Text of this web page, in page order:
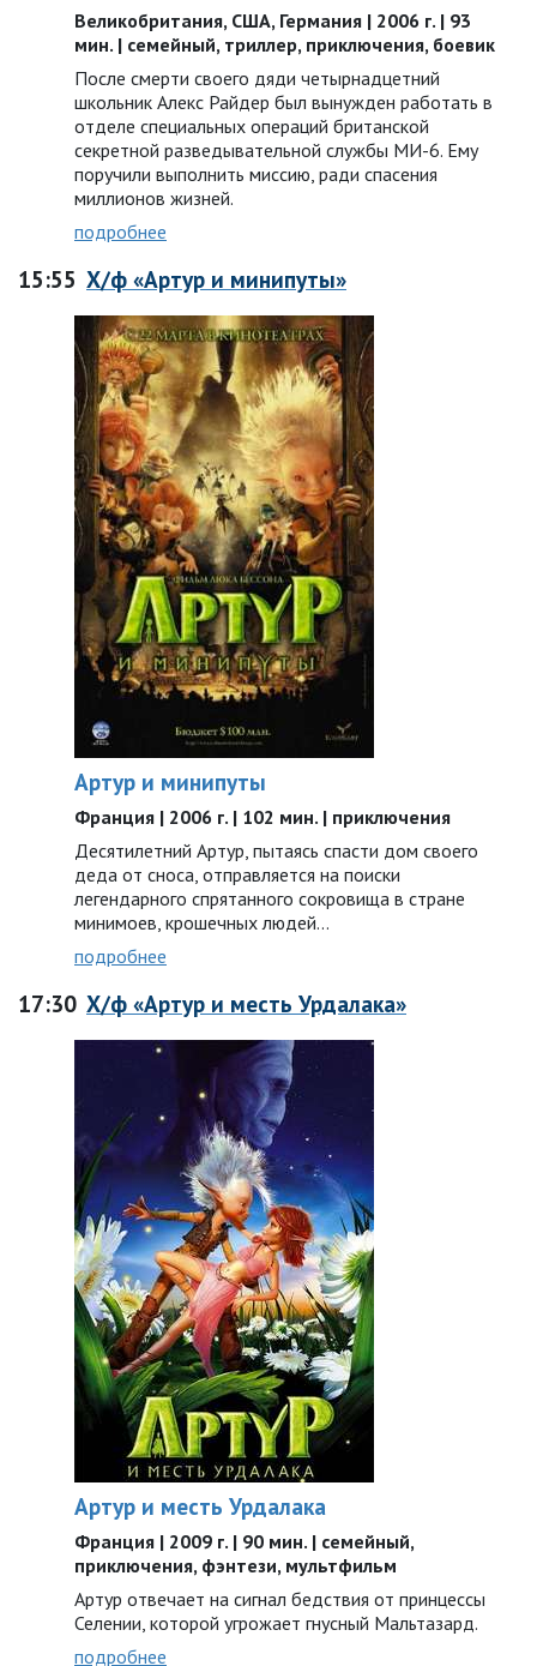
Великобритания, США, Германия | 2006 г. | 93
мин. | семейный, триллер, приключения, боевик
После смерти своего дяди четырнадцетний
школьник Алекс Райдер был вынужден работать в
отделе специальных операций британской
секретной разведывательной службы МИ-6. Ему
поручили выполнить миссию, ради спасения
миллионов жизней.
подробнее
15:55 Х/ф «Артур и минипуты»
Артур и минипуты
Франция | 2006 г. | 102 мин. | приключения
Десятилетний Артур, пытаясь спасти дом своего
деда от сноса, отправляется на поиски
легендарного спрятанного сокровища в стране
минимоев, крошечных людей…
подробнее
17:30 Х/ф «Артур и месть Урдалака»
Артур и месть Урдалака
Франция | 2009 г. | 90 мин. | семейный,
приключения, фэнтези, мультфильм
Артур отвечает на сигнал бедствия от принцессы
Селении, которой угрожает гнусный Мальтазард.
подробнее